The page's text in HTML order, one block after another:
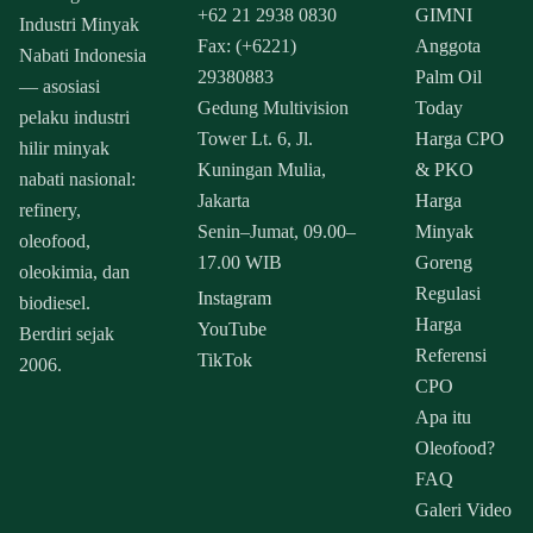
Industri Minyak
Nabati Indonesia
— asosiasi
pelaku industri
hilir minyak
nabati nasional:
refinery,
oleofood,
oleokimia, dan
biodiesel.
Berdiri sejak
2006.
+62 21 2938 0830
Fax: (+6221)
29380883
Gedung Multivision
Tower Lt. 6, Jl.
Kuningan Mulia,
Jakarta
Senin–Jumat, 09.00–
17.00 WIB
Instagram
YouTube
TikTok
GIMNI
Anggota
Palm Oil
Today
Harga CPO
& PKO
Harga
Minyak
Goreng
Regulasi
Harga
Referensi
CPO
Apa itu
Oleofood?
FAQ
Galeri Video